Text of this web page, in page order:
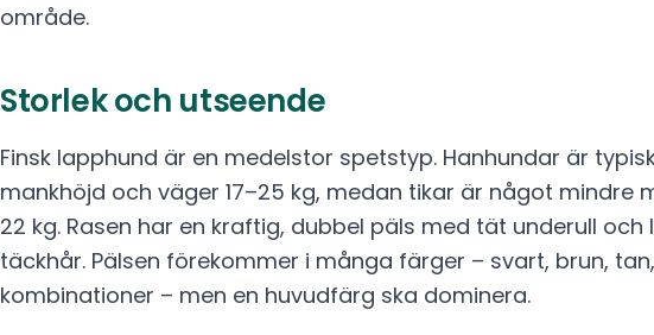
område.
Storlek och utseende
Finsk lapphund är en medelstor spetstyp. Hanhundar är
mankhöjd och väger 17–25 kg, medan tikar är något mindre
22 kg. Rasen har en kraftig, dubbel päls med tät underull och
täckhår. Pälsen förekommer i många färger – svart, brun,
kombinationer – men en huvudfärg ska dominera.